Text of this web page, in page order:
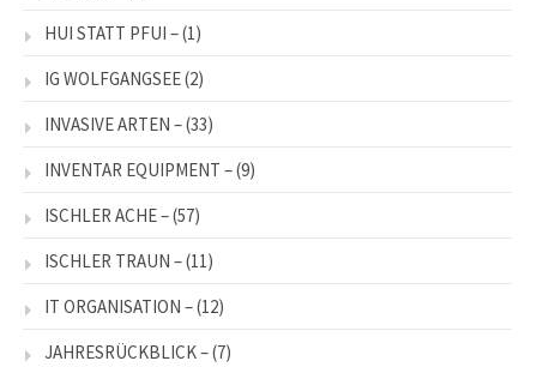
HUI STATT PFUI –(1)
IG WOLFGANGSEE(2)
INVASIVE ARTEN –(33)
INVENTAR EQUIPMENT –(9)
ISCHLER ACHE –(57)
ISCHLER TRAUN –(11)
IT ORGANISATION –(12)
JAHRESRÜCKBLICK –(7)